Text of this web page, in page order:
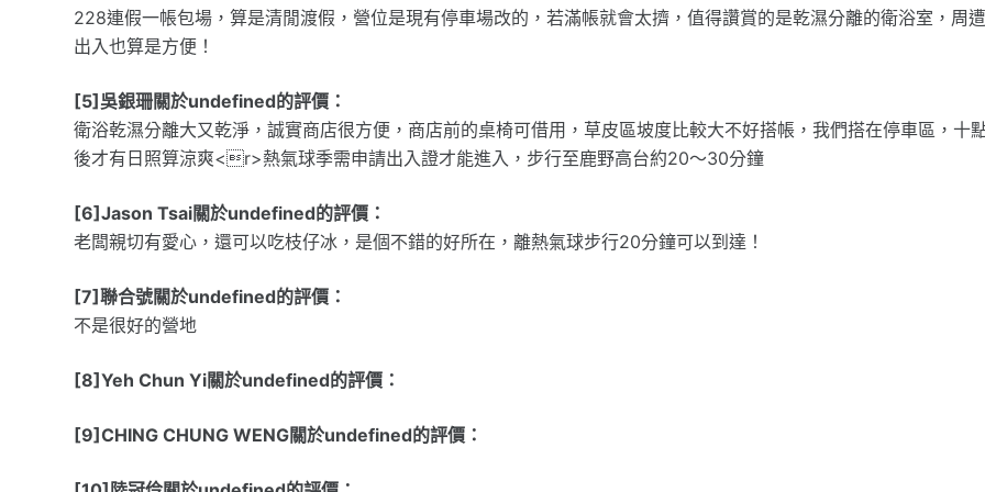
228連假一帳包場，算是清閒渡假，營位是現有停車場改的，若滿帳就會太擠，值得讚賞的是乾濕分離的衛浴室，周遭
出入也算是方便！
[5]吳銀珊關於undefined的評價：
衛浴乾濕分離大又乾淨，誠實商店很方便，商店前的桌椅可借用，草皮區坡度比較大不好搭帳，我們搭在停車區，十
後才有日照算涼爽<r>熱氣球季需申請出入證才能進入，步行至鹿野高台約20～30分鐘
[6]Jason Tsai關於undefined的評價：
老闆親切有愛心，還可以吃枝仔冰，是個不錯的好所在，離熱氣球步行20分鐘可以到達！
[7]聯合號關於undefined的評價：
不是很好的營地
[8]Yeh Chun Yi關於undefined的評價：
[9]CHING CHUNG WENG關於undefined的評價：